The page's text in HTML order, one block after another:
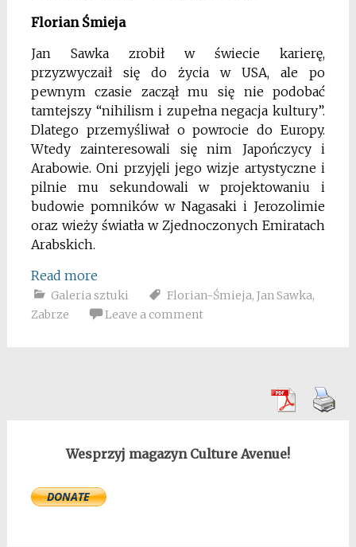
Florian Śmieja
Jan Sawka zrobił w świecie karierę,
przyzwyczaił się do życia w USA, ale po
pewnym czasie zaczął mu się nie podobać
tamtejszy “nihilism i zupełna negacja kultury”.
Dlatego przemyśliwał o powrocie do Europy.
Wtedy zainteresowali się nim Japończycy i
Arabowie. Oni przyjęli jego wizje artystyczne i
pilnie mu sekundowali w projektowaniu i
budowie pomników w Nagasaki i Jerozolimie
oraz wieży światła w Zjednoczonych Emiratach
Arabskich.
Read more
Galeria sztuki Florian-Śmieja, Jan Sawka,
Zabrze
Leave a comment
Wesprzyj magazyn Culture Avenue!